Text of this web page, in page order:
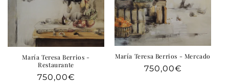
María Teresa Berrios -
Restaurante
Precio
750,00€
María Teresa Berrios - Mercado
Precio
750,00€